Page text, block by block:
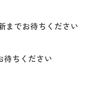
までお待ちください
ちください